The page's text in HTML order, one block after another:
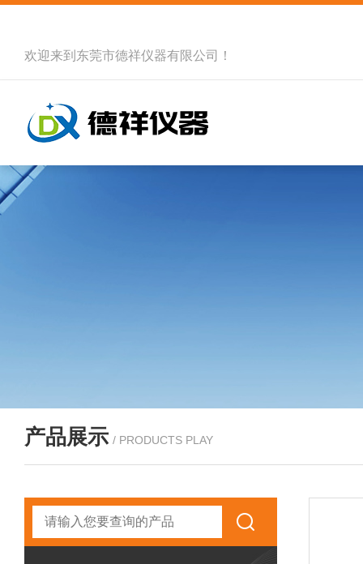
欢迎来到 东莞市德祥仪器有限公司 ！
产品展示 / PRODUCTS PLAY